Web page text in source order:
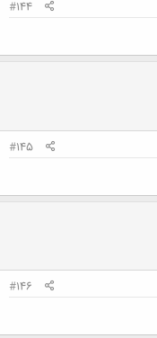
#144
#145
#146